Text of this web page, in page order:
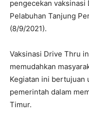
pengecekan
Pelabuhan Tanjung
(8/9/2021).
Vaksinasi Drive Thru
memudahkan
Kegiatan ini bertujuan
pemerintah dalam
Timur.